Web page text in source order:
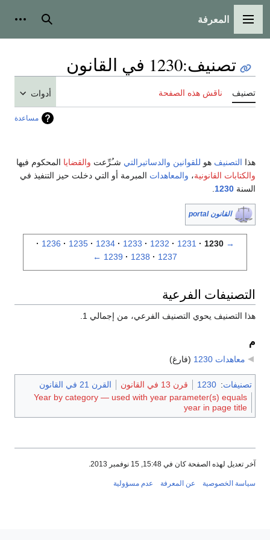
القائمة الرئيسية
المعرفة بحث
تصنيف:1230 في القانون
تصنيف ناقش هذه الصفحة أدوات
مساعدة
هذا التصنيف هو للقوانين والدساتيرالتي شـُرِّعت والقضايا المحكوم فيها
والكتابات القانونية، والمعاهدات المبرمة أو التي دخلت حيز التنفيذ في
السنة 1230
القانون portal
→
1230
1231
1232
1233
1234
1235
1236
1237
1238
1239
←
التصنيفات الفرعية
هذا التصنيف يحوي التصنيف الفرعي، من إجمالي 1.
م
معاهدات 1230 (فارغ)
تصنيفات:
1230 قرن 13 في القانون
القرن 21 في القانون
Year by category — used with year parameter(s) equals
year in page title
آخر تعديل لهذه الصفحة كان في 15:48, 15 نوفمبر 2013.
سياسة الخصوصية عن المعرفة عدم مسؤولية